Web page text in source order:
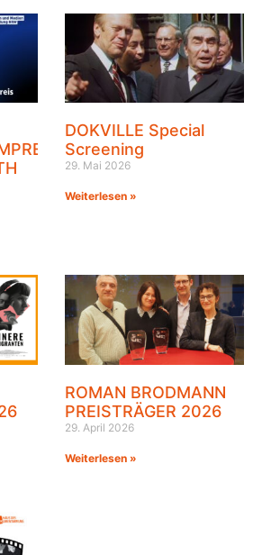
DOKVILLE Special
Screening
29. Mai 2026
Weiterlesen »
ROMAN BRODMANN
PREISTRÄGER 2026
29. April 2026
Weiterlesen »